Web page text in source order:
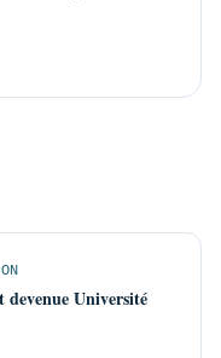
devenue Université